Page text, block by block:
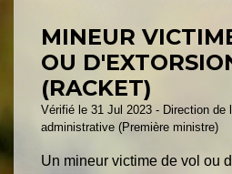
MINEUR
OU
(RACKET)
Vérifié le 31 Jul 2023 - Direction de
administrative (Première ministre)
Un mineur victime de vol ou